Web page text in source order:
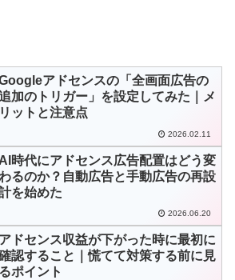
アドセンスの「全画面広告の
加のトリガー」を設定してみた｜メ
リットと注意点
2026.02.11
AI時代にアドセンス広告配置はどう変
るのか？自動広告と手動広告の再設
を始めた
2026.06.20
アドセンス収益が下がった時に最初に
認すること｜慌てて対策する前に見
るポイント